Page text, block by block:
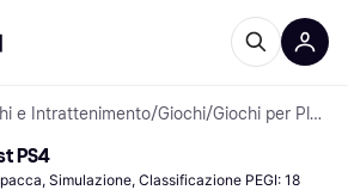
e Intrattenimento/Giochi/ Giochi per PlayStation 4
PS4
Simulazione, Classificazione PEGI: 18